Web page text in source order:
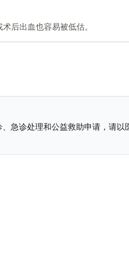
后出血也容易被低估。
急诊处理和公益救助申请，请